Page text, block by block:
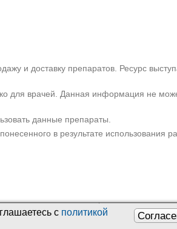
с политикой
роговой оболочки.
заболевания, было
ее считали абортивным
мегалокорнеи
Как правило, патологию
повсеместно.
патологией.
развития становится
и доставку препаратов. Ресурс
для врачей. Данная информация не
данные препараты.
в результате использования
Техподдержка: